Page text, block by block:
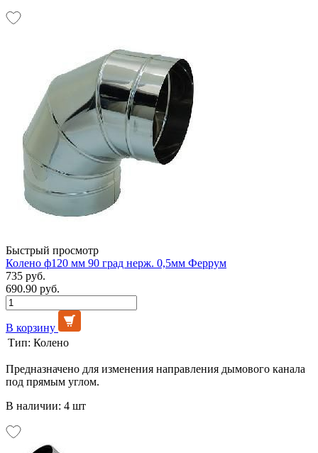
Быстрый просмотр
Колено ф120 мм 90 град нерж. 0,5мм Феррум
735 руб.
690.90 руб.
В корзину
Тип: Колено
Предназначено для изменения направления дымового канала
под прямым углом.
В наличии: 4 шт